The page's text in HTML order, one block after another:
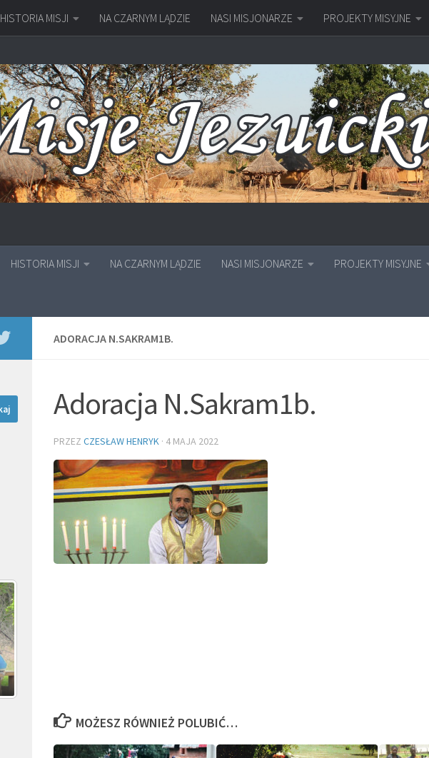
HISTORIA MISJI NA CZARNYM LĄDZIE NASI MISJONARZE PROJEKTY MISYJNE
HISTORIA MISJI NA CZARNYM LĄDZIE NASI MISJONARZE PROJEKTY MISYJNE
ADORACJA N.SAKRAM1B.
Adoracja N.Sakram1b.
PRZEZ CZESŁAW HENRYK · 4 MAJA 2022
MOŻESZ RÓWNIEŻ POLUBIĆ…